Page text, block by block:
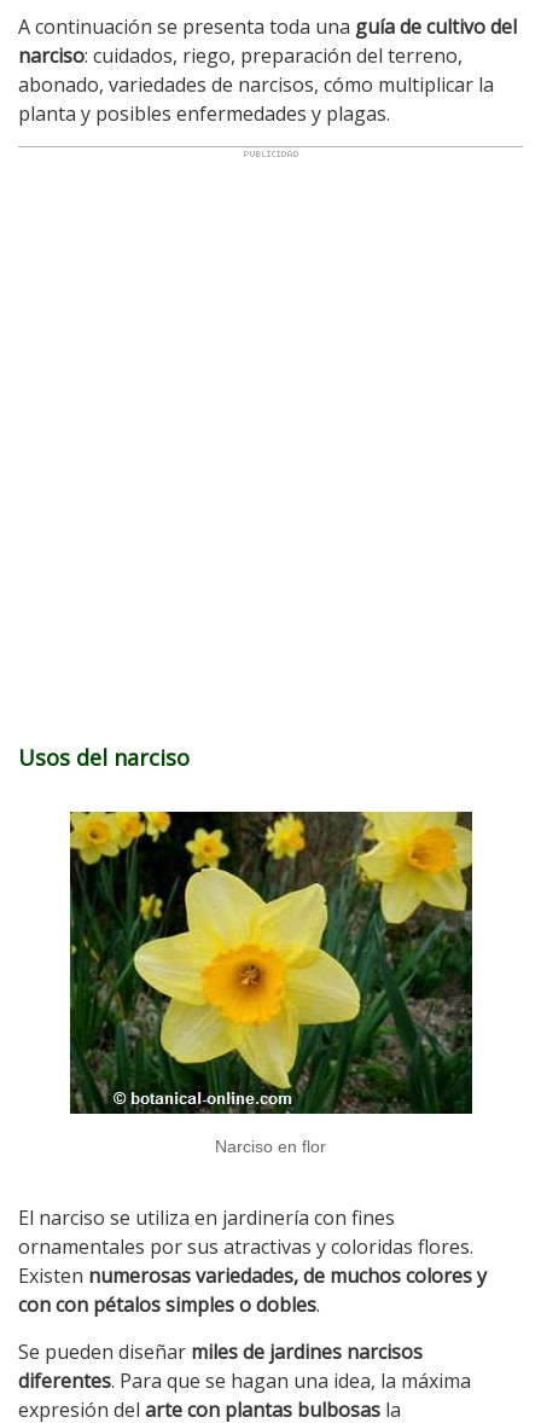
A continuación se presenta toda una guía de cultivo del
narciso: cuidados, riego, preparación del terreno,
abonado, variedades de narcisos, cómo multiplicar la
planta y posibles enfermedades y plagas.
Usos del narciso
Narciso en flor
El narciso se utiliza en jardinería con fines
ornamentales por sus atractivas y coloridas flores.
Existen numerosas variedades, de muchos colores y
con con pétalos simples o dobles.
Se pueden diseñar miles de jardines narcisos
diferentes. Para que se hagan una idea, la máxima
expresión del arte con plantas bulbosas la